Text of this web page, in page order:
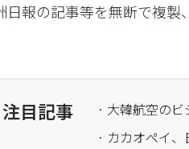
日報の記事等を無断で複製
注目記事
· 大韓航空の
· カカオペイ